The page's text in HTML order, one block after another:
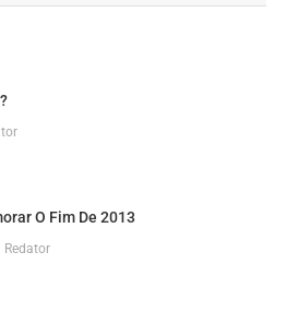
O Fim De 2013
Redator